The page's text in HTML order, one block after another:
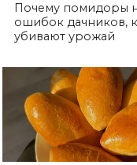
Почему помидоры
ошибок дачников,
убивают урожай